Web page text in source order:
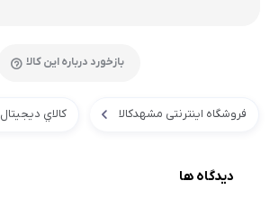
بازخورد درباره این کالا
فروشگاه اینترنتی مشهدکالا کالاي ديجيتال
دیدگاه ها